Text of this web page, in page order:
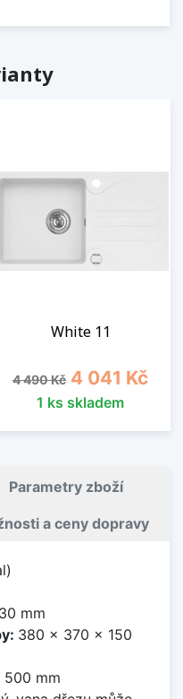
White 11
Běžná cena
4 490 Kč Cena
4 041 Kč
1 ks skladem
Parametry zboží
a ceny dopravy
mm
380 x 370 x 150
500 mm